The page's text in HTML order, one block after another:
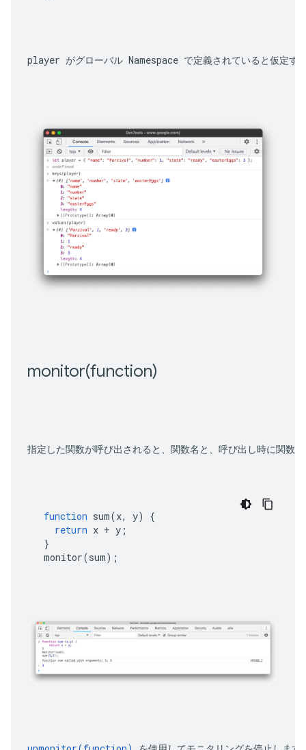
player がグローバル Namespace で定義されていると仮定す
monitor(function)
指定した関数が呼び出されると、関数名と、呼び出し時に関数
function sum(x, y)
{
return x + y ;
}
monitor(sum);